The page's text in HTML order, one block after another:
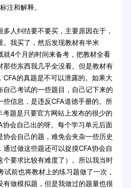
注和解释。
人纠结要不要买，主要原因在于，
。我买了，然后发现教材有半米
就4个月的时间来备考，把教材全看
那些东西我几乎全没看。但是教材有
CFA的真题是不可以泄露的。如果大
自己考试的一些题目，自己记下来的
些信息，是违反CFA道德手册的。所
考题是只要官方网站上发布的很少的
协会自己出的呀。每个学习单元后面
会自己的题，难免会夹杂一些历史
过做这些题还可以捉摸CFA协会自
个要求比较有难度了）。所以我当时
前也将教材上的练习题做了一次，
有做模拟题，但是我做过的题量也很